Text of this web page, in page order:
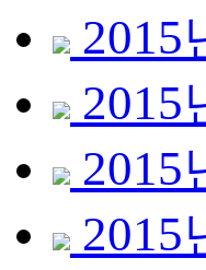
2015
2015
2015
2015